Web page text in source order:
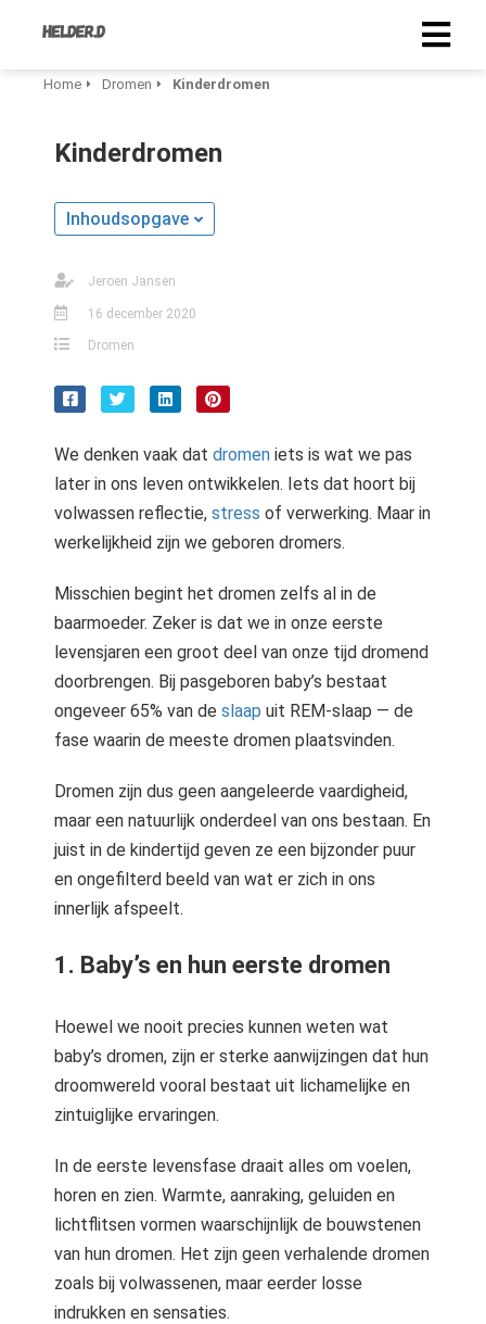
Home Dromen Kinderdromen
Kinderdromen
Inhoudsopgave
Jeroen Jansen
16 december 2020
Dromen
We denken vaak dat dromen iets is wat we pas
later in ons leven ontwikkelen. Iets dat hoort bij
volwassen reflectie, stress of verwerking. Maar in
werkelijkheid zijn we geboren dromers.
Misschien begint het dromen zelfs al in de
baarmoeder. Zeker is dat we in onze eerste
levensjaren een groot deel van onze tijd dromend
doorbrengen. Bij pasgeboren baby’s bestaat
ongeveer 65% van de slaap uit REM-slaap — de
fase waarin de meeste dromen plaatsvinden.
Dromen zijn dus geen aangeleerde vaardigheid,
maar een natuurlijk onderdeel van ons bestaan. En
juist in de kindertijd geven ze een bijzonder puur
en ongefilterd beeld van wat er zich in ons
innerlijk afspeelt.
1. Baby’s en hun eerste dromen
Hoewel we nooit precies kunnen weten wat
baby’s dromen, zijn er sterke aanwijzingen dat hun
droomwereld vooral bestaat uit lichamelijke en
zintuiglijke ervaringen.
In de eerste levensfase draait alles om voelen,
horen en zien. Warmte, aanraking, geluiden en
lichtflitsen vormen waarschijnlijk de bouwstenen
van hun dromen. Het zijn geen verhalende dromen
zoals bij volwassenen, maar eerder losse
indrukken en sensaties.